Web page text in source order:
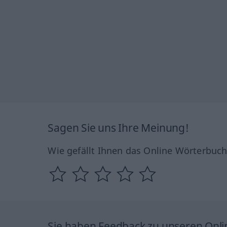
Sagen Sie uns Ihre Meinung!
Wie gefällt Ihnen das Online